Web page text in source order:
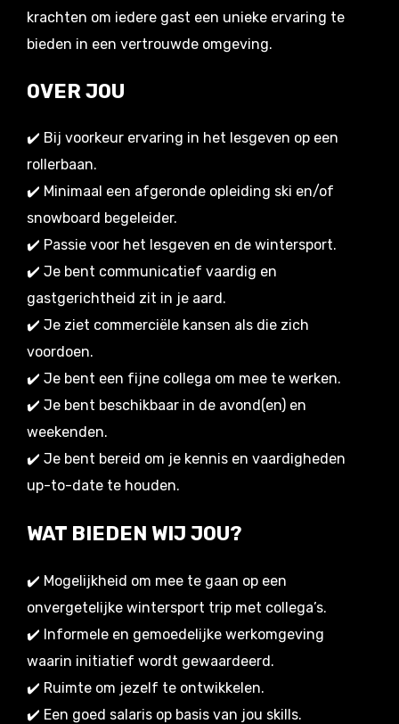
krachten om iedere gast een unieke ervaring te
bieden in een vertrouwde omgeving.
OVER JOU
✔️ Bij voorkeur ervaring in het lesgeven op een
rollerbaan.
✔️ Minimaal een afgeronde opleiding ski en/of
snowboard begeleider.
✔️ Passie voor het lesgeven en de wintersport.
✔️ Je bent communicatief vaardig en
gastgerichtheid zit in je aard.
✔️ Je ziet commerciële kansen als die zich
voordoen.
✔️ Je bent een fijne collega om mee te werken.
✔️ Je bent beschikbaar in de avond(en) en
weekenden.
✔️ Je bent bereid om je kennis en vaardigheden
up-to-date te houden.
WAT BIEDEN WIJ JOU?
✔️ Mogelijkheid om mee te gaan op een
onvergetelijke wintersport trip met collega’s.
✔️ Informele en gemoedelijke werkomgeving
waarin initiatief wordt gewaardeerd.
✔️ Ruimte om jezelf te ontwikkelen.
✔️ Een goed salaris op basis van jou skills.